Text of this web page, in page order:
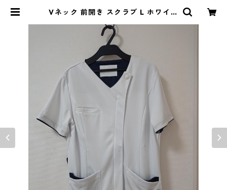
Vネック 前開き スクラブ L ホワイト
K PRODUCE